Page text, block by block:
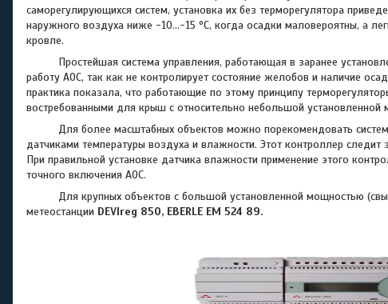
саморегулирующихся систем, установка их без терморегулятора
наружного воздуха ниже -10…-15 ºС, когда осадки маловероятны, а
кровле.
Простейшая система управления, работающая в заранее
работу АОС, так как не контролирует состояние желобов и наличие
практика показала, что работающие по этому принципу
востребованными для крыш с относительно небольшой установленной
Для более масштабных объектов можно порекомендовать
датчиками температуры воздуха и влажности. Этот контроллер
При правильной установке датчика влажности применение этого
точного включения АОС.
Для крупных объектов с большой установленной мощностью
метеостанции DEVIreg 850, EBERLE ЕМ 524 89.